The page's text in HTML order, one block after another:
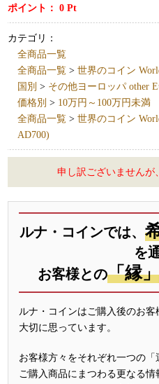
ポイント：0 Pt
カテゴリ：
全商品一覧
全商品一覧 >世界のコイン
国別 > その他ヨーロッパ other
価格別 > 10万円～100万円未満
全商品一覧 >世界のコイン
AD700)
申し訳ございませんが
ルナ・コインでは、
を
お客様との「縁」
ルナ・コインはご購入後のお
大切に思っています。
お客様方々をそれぞれ一つの「
ご購入商品にまつわる更なる